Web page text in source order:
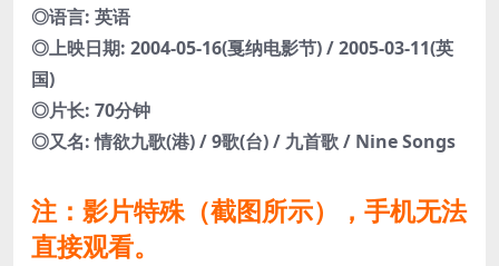
◎语言: 英语
◎上映日期: 2004-05-16(戛纳电影节) / 2005-03-11(英
国)
◎片长: 70分钟
◎又名: 情欲九歌(港) / 9歌(台) / 九首歌 / Nine Songs
注：影片特殊（截图所示），手机无法
直接观看。